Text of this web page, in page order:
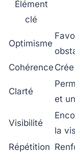
Élément
clé
Optimisme
Cohérence
Clarté
et
Visibilité
la
Répétition